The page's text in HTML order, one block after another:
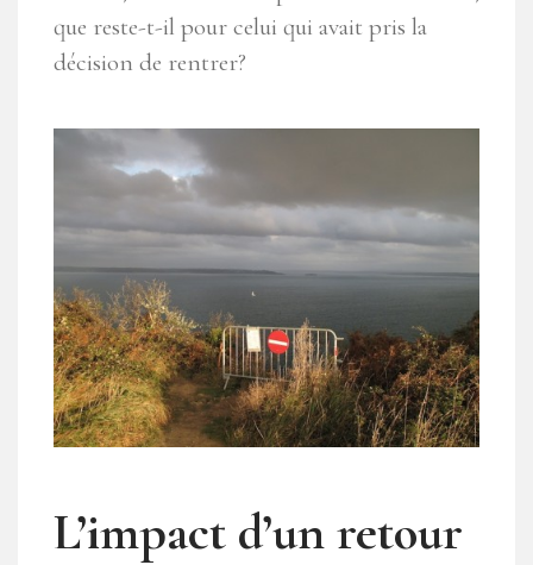
que reste-t-il pour celui qui avait pris la
décision de rentrer?
L’impact d’un retour